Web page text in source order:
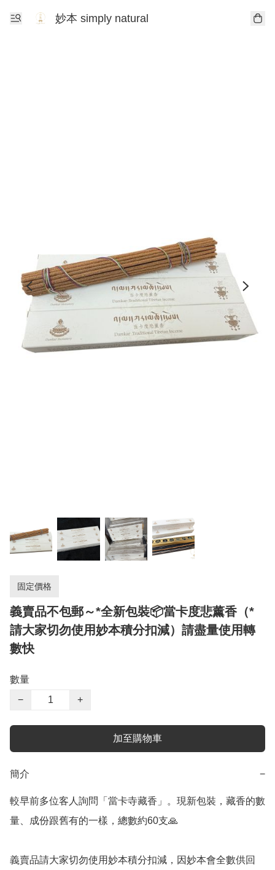
妙本 simply natural
固定價格
義賣品不包郵～*全新包裝📦當卡度悲薰香（*
請大家切勿使用妙本積分扣減）請盡量使用轉
數快
數量
−
+
加至購物車
簡介 −
較早前多位客人詢問「當卡寺藏香」。現新包裝，藏香的數
量、成份跟舊有的一樣，總數約60支🙏
義賣品請大家切勿使用妙本積分扣減，因妙本會全數供回